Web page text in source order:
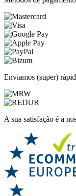
Enviamos (super)
A sua satisfação é a